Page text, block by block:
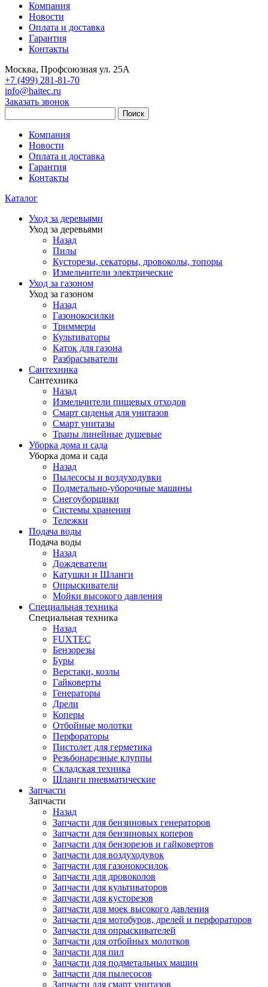
Компания
Новости
Оплата и доставка
Гарантия
Контакты
Москва, Профсоюзная ул. 25А
+7 (499) 281-81-70
info@haitec.ru
Заказать звонок
Поиск
Компания
Новости
Оплата и доставка
Гарантия
Контакты
Каталог
Уход за деревьями
Уход за деревьями
Назад
Пилы
Кусторезы, секаторы, дровоколы, топоры
Измельчители электрические
Уход за газоном
Уход за газоном
Назад
Газонокосилки
Триммеры
Культиваторы
Каток для газона
Разбрасыватели
Сантехника
Сантехника
Назад
Измельчители пищевых отходов
Смарт сиденья для унитазов
Смарт унитазы
Трапы линейные душевые
Уборка дома и сада
Уборка дома и сада
Назад
Пылесосы и воздуходувки
Подметально-уборочные машины
Снегоуборщики
Системы хранения
Тележки
Подача воды
Подача воды
Назад
Дождеватели
Катушки и Шланги
Опрыскиватели
Мойки высокого давления
Специальная техника
Специальная техника
Назад
FUXTEC
Бензорезы
Буры
Верстаки, козлы
Гайковерты
Генераторы
Дрели
Коперы
Отбойные молотки
Перфораторы
Пистолет для герметика
Резьбонарезные клуппы
Складская техника
Шланги пневматические
Запчасти
Запчасти
Назад
Запчасти для бензиновых генераторов
Запчасти для бензиновых коперов
Запчасти для бензорезов и гайковертов
Запчасти для воздуходувок
Запчасти для газонокосилок
Запчасти для дровоколов
Запчасти для культиваторов
Запчасти для кусторезов
Запчасти для моек высокого давления
Запчасти для мотобуров, дрелей и перфораторов
Запчасти для опрыскивателей
Запчасти для отбойных молотков
Запчасти для пил
Запчасти для подметальных машин
Запчасти для пылесосов
Запчасти для смарт унитазов